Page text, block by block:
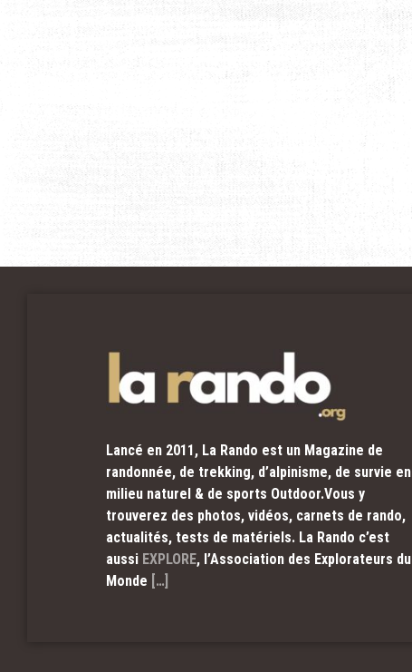
Lancé en 2011, La Rando est un Magazine de
randonnée, de trekking, d’alpinisme, de survie en
milieu naturel & de sports Outdoor.Vous y
trouverez des photos, vidéos, carnets de rando,
actualités, tests de matériels. La Rando c’est
aussi EXPLORE, l’Association des Explorateurs du
Monde […]